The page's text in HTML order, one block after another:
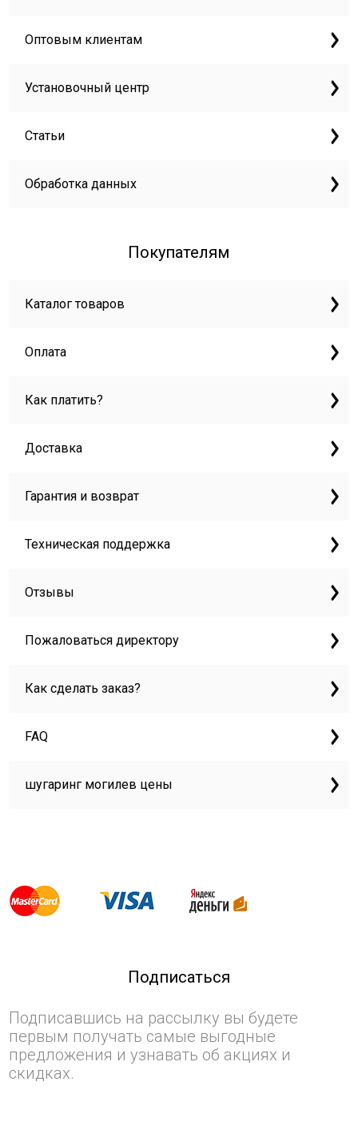
Оптовым клиентам
Установочный центр
Статьи
Обработка данных
Покупателям
Каталог товаров
Оплата
Как платить?
Доставка
Гарантия и возврат
Техническая поддержка
Отзывы
Пожаловаться директору
Как сделать заказ?
FAQ
шугаринг могилев цены
Подписаться
Подписавшись на рассылку вы будете
первым получать самые выгодные
предложения и узнавать об акциях и
скидках.